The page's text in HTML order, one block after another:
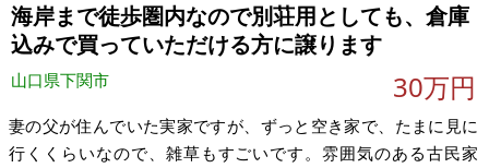
海岸まで徒歩圏内なので別荘用としても、倉庫
込みで買っていただける方に譲ります
山口県下関市 30万円
妻の父が住んでいた実家ですが、ずっと空き家で、たまに見に
行くくらいなので、雑草もすごいです。雰囲気のある古民家